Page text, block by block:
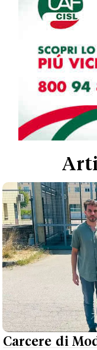
Carcere di